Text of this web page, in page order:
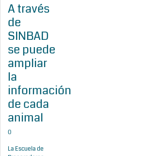
A través
de
SINBAD
se puede
ampliar
la
información
de cada
animal
0
La Escuela de